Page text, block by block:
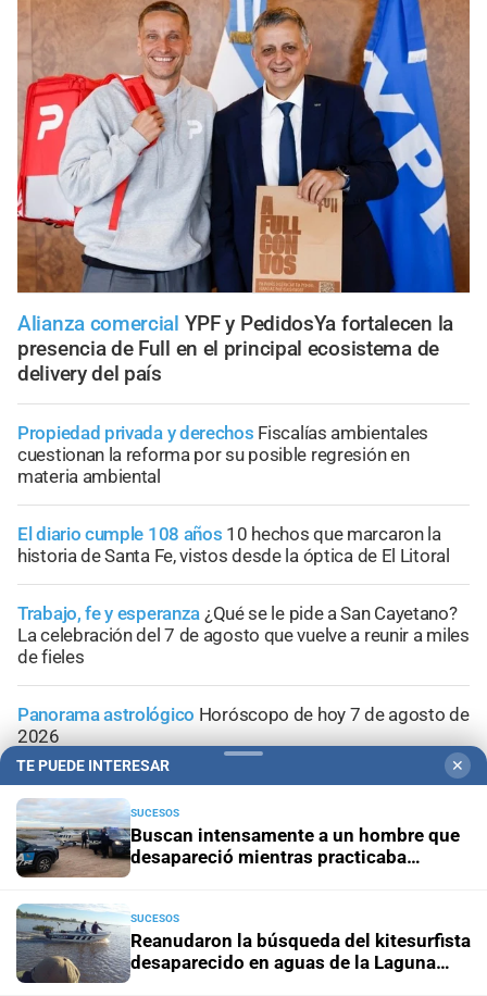
Alianza comercial YPF y PedidosYa fortalecen la
presencia de Full en el principal ecosistema de
delivery del país
Propiedad privada y derechos Fiscalías ambientales
cuestionan la reforma por su posible regresión en
materia ambiental
El diario cumple 108 años 10 hechos que marcaron la
historia de Santa Fe, vistos desde la óptica de El Litoral
Trabajo, fe y esperanza ¿Qué se le pide a San Cayetano?
La celebración del 7 de agosto que vuelve a reunir a miles
de fieles
Panorama astrológico Horóscopo de hoy 7 de agosto de
2026
TE PUEDE INTERESAR ✕
SUCESOS
Buscan intensamente a un hombre que
desapareció mientras practicaba
SUCESOS
Reanudaron la búsqueda del kitesurfista
desaparecido en aguas de la Laguna